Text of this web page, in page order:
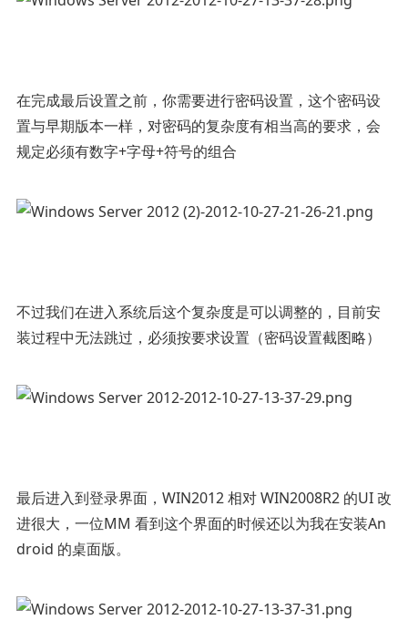
在完成最后设置之前，你需要进行密码设置，这个密码设
置与早期版本一样，对密码的复杂度有相当高的要求，会
规定必须有数字+字母+符号的组合
不过我们在进入系统后这个复杂度是可以调整的，目前安
装过程中无法跳过，必须按要求设置（密码设置截图略）
最后进入到登录界面，WIN2012 相对 WIN2008R2 的UI 改
进很大，一位MM 看到这个界面的时候还以为我在安装An
droid 的桌面版。